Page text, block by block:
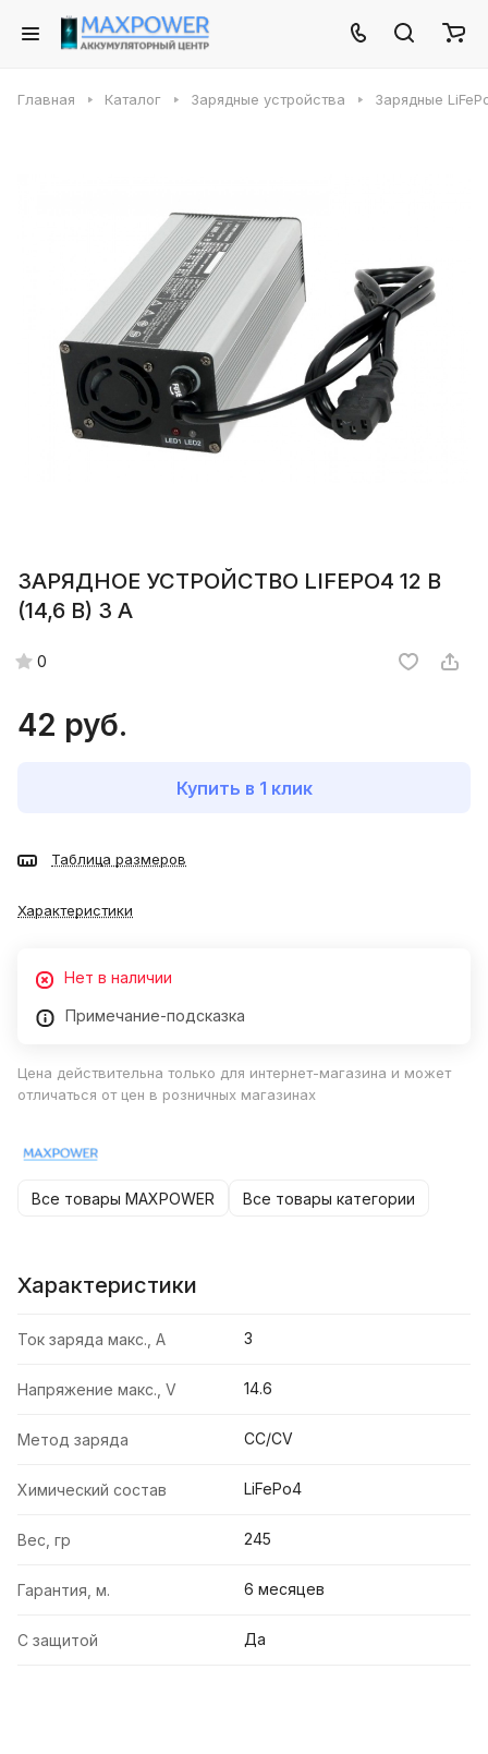
Главная Каталог Зарядные устройства Зарядные
ЗАРЯДНОЕ УСТРОЙСТВО LIFEPO4 12 B
(14,6 B) 3 A
0
42 руб.
Купить в 1 клик
Таблица размеров
Характеристики
Нет в наличии
Примечание-подсказка
Цена действительна только для интернет-магазина и может
отличаться от цен в розничных магазинах
Все товары MAXPOWER Все товары категории
Характеристики
Ток заряда макс., А 3
Напряжение макс., V 14.6
Метод заряда CC/CV
Химический состав LiFePo4
Вес, гр 245
Гарантия, м. 6 месяцев
С защитой Да